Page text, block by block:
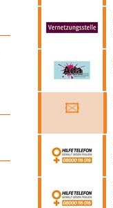
🖾